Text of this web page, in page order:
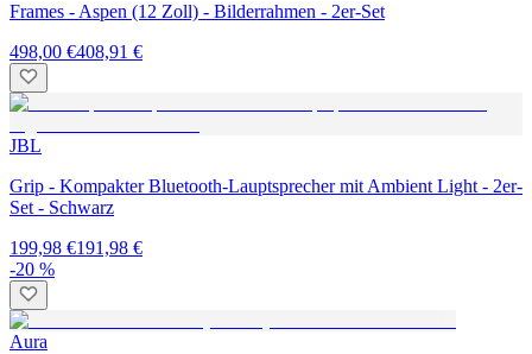
Frames - Aspen (12 Zoll) - Bilderrahmen - 2er-Set
498,00 €408,91 €
JBL
Grip - Kompakter Bluetooth-Lauptsprecher mit Ambient Light - 2er-
Set - Schwarz
199,98 €191,98 €
-20 %
Aura